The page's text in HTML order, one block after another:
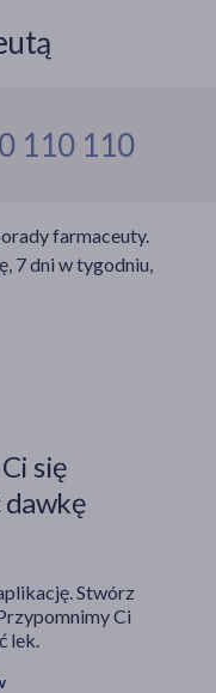
110 110
farmaceuty.
7 dni w tygodniu,
się
Stwórz
Ci
lek.